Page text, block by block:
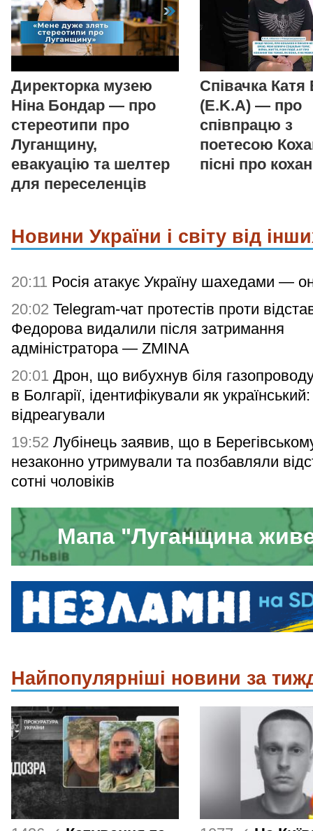
Директорка музею
Ніна Бондар — про
стереотипи про
Луганщину,
евакуацію та шелтер
для переселенців
Співачка Катя
(E.K.A) — про
співпрацю з
поетесою
пісні про
Новини України і світу від
20:11 Росія атакує Україну шахедами —
20:02 Telegram-чат протестів проти
Федорова видалили після затримання
адміністратора — ZMINA
20:01 Дрон, що вибухнув біля
в Болгарії, ідентифікували як
відреагували
19:52 Лубінець заявив, що в
незаконно утримували та позбавляли
сотні чоловіків
Мапа "Луганщина
Найпопулярніші новини за